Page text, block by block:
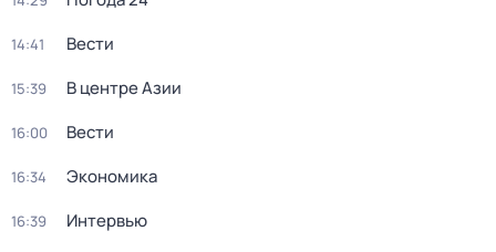
14:41 Вести
15:39 В центре Азии
16:00 Вести
16:34 Экономика
16:39 Интервью